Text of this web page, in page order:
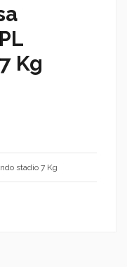
Kg
stadio 7 Kg